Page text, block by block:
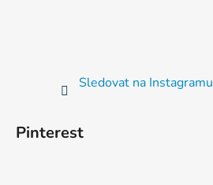
Sledovat na Instagramu
Pinterest